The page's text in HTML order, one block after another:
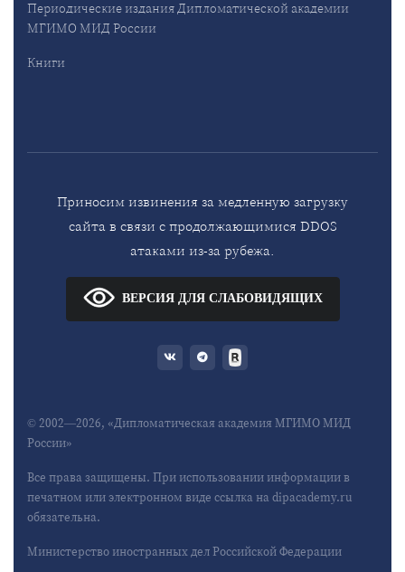
Периодические издания Дипломатической академии
МГИМО МИД России
Книги
Приносим извинения за медленную загрузку
сайта в связи с продолжающимися DDOS
атаками из-за рубежа.
ВЕРСИЯ ДЛЯ СЛАБОВИДЯЩИХ
© 2002—2026, «Дипломатическая академия МГИМО МИД
России»
Все права защищены. При использовании информации в
печатном или электронном виде ссылка на dipacademy.ru
обязательна.
Министерство иностранных дел Российской Федерации